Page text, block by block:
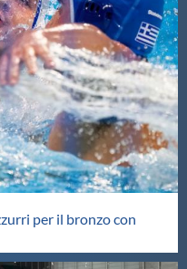
per il bronzo con